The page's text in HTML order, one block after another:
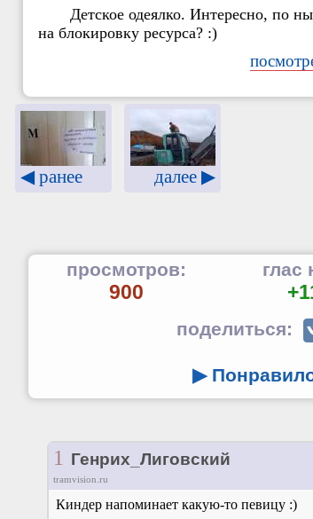
Детское одеялко. Интересно, по
на блокировку ресурса? :)
◀ ранее далее ▶
просмотров:
900
глас
поделиться:
▶
1 Генрих_Лиговский
tramvision.ru
Киндер напоминает какую-то певицу :)